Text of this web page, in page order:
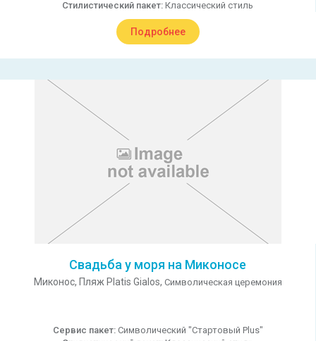
Стилистический пакет: Классический стиль
Подробнее
Свадьба у моря на Миконосе
Миконос, Пляж Platis Gialos, Символическая церемония
Сервис пакет: Символический "Стартовый Plus"